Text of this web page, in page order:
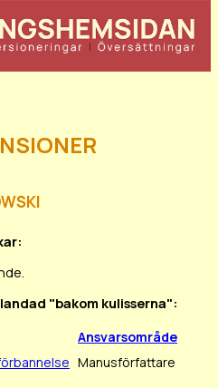
"bakom kulisserna":
Ansvarsområde
Manusförfattare